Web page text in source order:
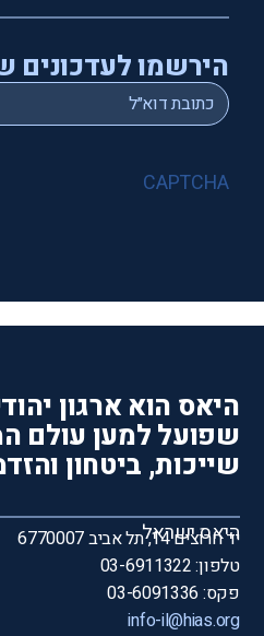
הירשמו לעדכונים
Email
*
CAPTCHA
היאס הוא ארגון
שפועל למען עולם
שייכות, ביטחון
היאס ישראל
יד חרוצים 14, תל אביב 6770007
טלפון: 03-6911322
פקס: 03-6091336
info-il@hias.org